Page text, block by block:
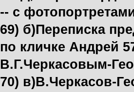
-- с
69) б)Переписка
по кличке Андрей
В.Г.Черкасовым-
70) в)В.Черкасов-